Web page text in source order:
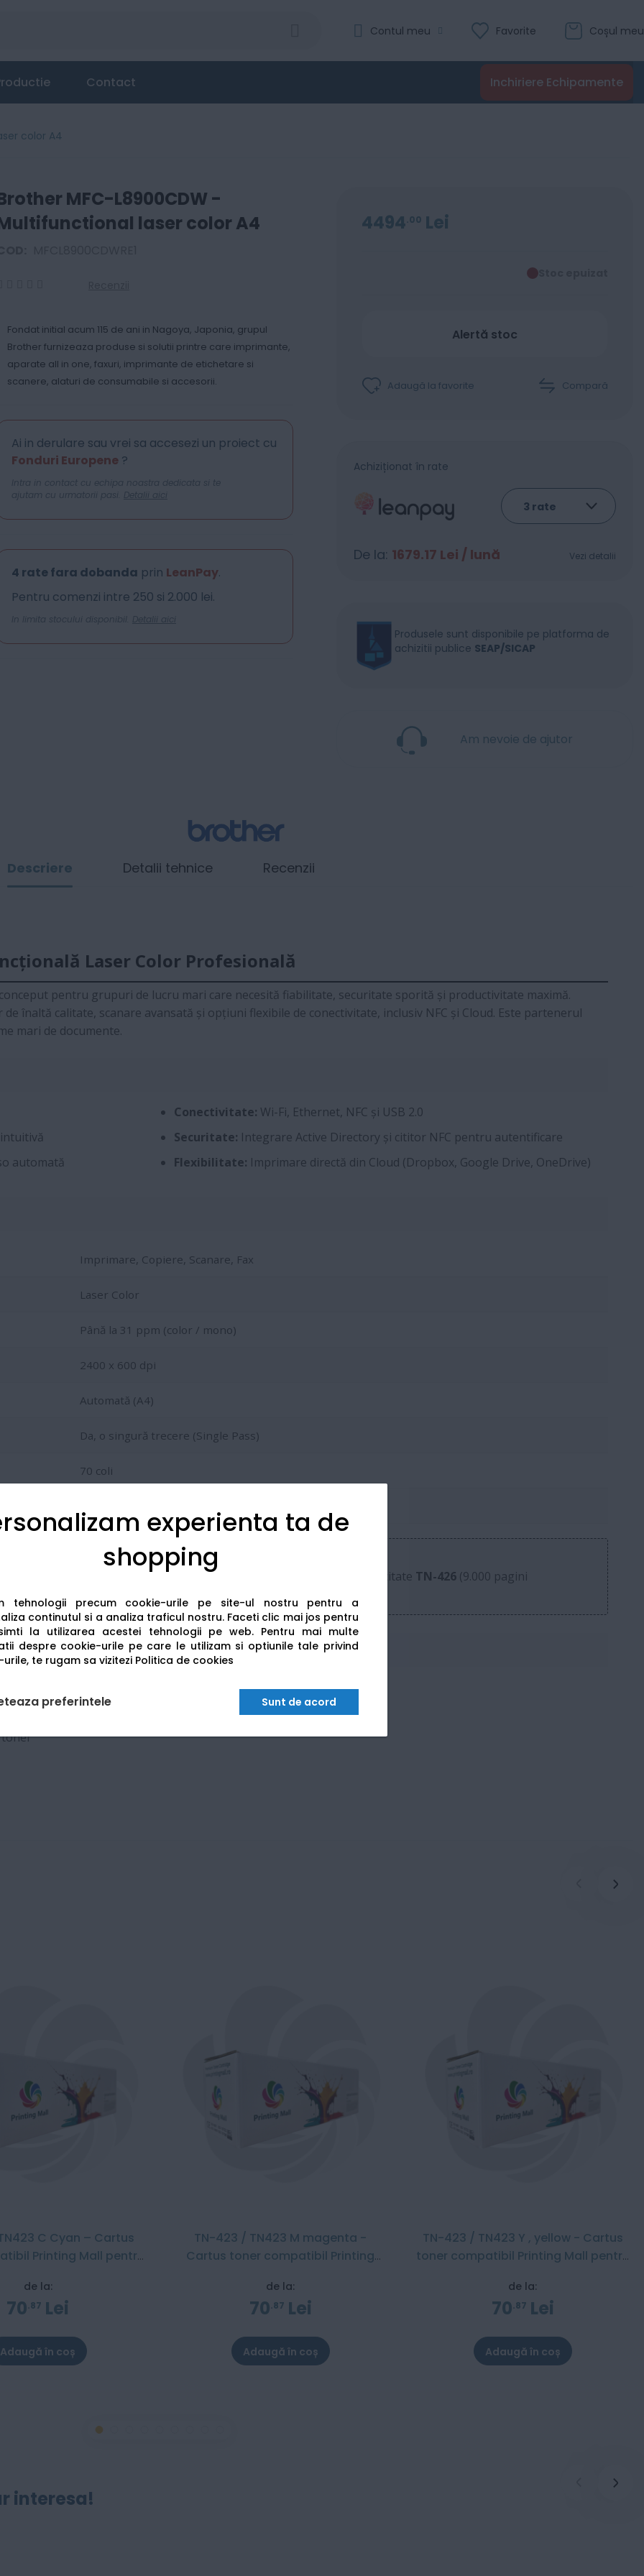
experienta ta de
shopping
tehnologii precum cookie-urile pe site-ul nostru pentru a
continutul si a analiza traficul nostru. Faceti clic mai jos pentru
la utilizarea acestei tehnologii pe web. Pentru mai multe
despre cookie-urile pe care le utilizam si optiunile tale privind
te rugam sa vizitezi Politica de cookies
preferintele Sunt de acord
Coșul meu
Favorite
Contul meu
Inchiriere Echipamente
Contact
color A4
MFC-L8900CDW -
laser color A4
Fondat initial acum 115 de ani in Nagoya, Japonia, grupul
Brother furnizeaza produse si solutii printre care imprimante,
aparate all in one, faxuri, imprimante de etichetare si
scanere, alaturi de consumabile si accesorii.
Ai in derulare sau vrei sa accesezi un proiect cu
Fonduri Europene?
Intra in contact cu echipa noastra dedicata si te
ajutam cu urmatorii pasi. Detalii aici
4 rate fara dobanda prin LeanPay.
Pentru comenzi intre 250 si 2.000 lei.
In limita stocului disponibil. Detalii aici
4494 00 Lei
Stoc epuizat
Alertă stoc
Adaugă la favorite Compară
Achiziționat în rate
De la: 1679.17 Lei / lună Vezi detalii
Produsele sunt disponibile pe platforma de
achizitii publice SEAP/SICAP
Am nevoie de ajutor
Descriere
Laser Color Profesională
pentru grupuri de lucru mari care necesită fiabilitate, securitate sporită și productivitate maximă.
înaltă calitate, scanare avansată și opțiuni flexibile de conectivitate, inclusiv NFC și Cloud. Este partenerul
mari de documente.
automată
Conectivitate: Wi-Fi, Ethernet, NFC și USB 2.0
Securitate: Integrare Active Directory și cititor NFC pentru autentificare
Flexibilitate: Imprimare directă din Cloud (Dropbox, Google Drive, OneDrive)
Imprimare, Copiere, Scanare, Fax
Laser Color
Până la 31 ppm (color / mono)
2400 x 600 dpi
Automată (A4)
Da, o singură trecere (Single Pass)
70 coli
/ TN-426):
(6.500 pagini negru, 4.000 pagini color) sau super-capacitate TN-426 (9.000 pagini
color)
toner
Detalii tehnice Recenzii
C Cyan – Cartus
Printing Mall pentru
de la:
70 87 Lei
Adaugă în coș
TN-423 / TN423 M magenta -
Cartus toner compatibil Printing
de la:
70 87 Lei
Adaugă în coș
TN-423 / TN423 Y , yellow - Cartus
toner compatibil Printing Mall pentru
de la:
70 87 Lei
Adaugă în coș
interesa!